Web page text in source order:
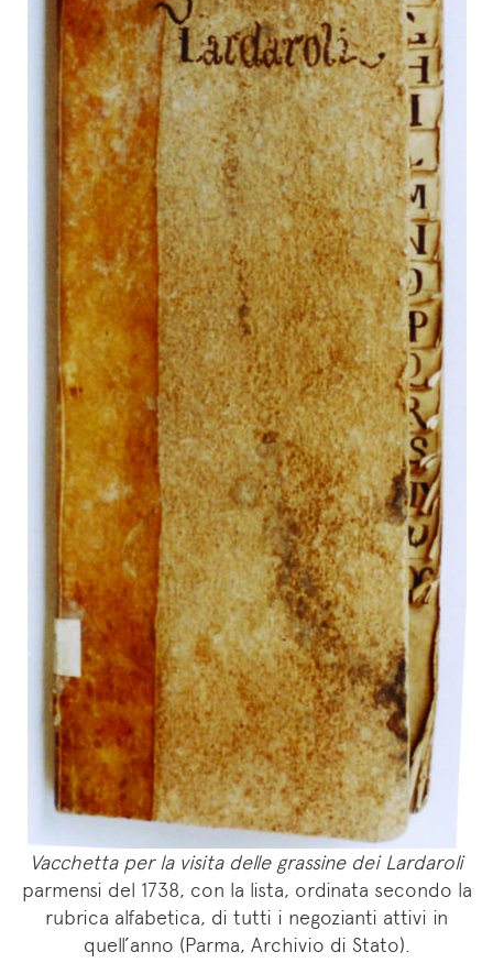
Vacchetta per la visita delle grassine dei Lardaroli
parmensi del 1738, con la lista, ordinata secondo la
rubrica alfabetica, di tutti i negozianti attivi in
quell’anno (Parma, Archivio di Stato).